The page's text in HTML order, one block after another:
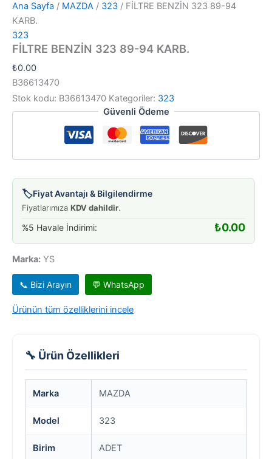
Ana Sayfa / MAZDA / 323 / FİLTRE BENZİN 323 89-94
KARB.
323
FİLTRE BENZİN 323 89-94 KARB.
₺0.00
B36613470
Stok kodu: B36613470 Kategoriler: 323
Güvenli Ödeme
🏷️Fiyat Avantajı & Bilgilendirme
Fiyatlarımıza KDV dahildir.
%5 Havale İndirimi: ₺0.00
Marka: YS
📞 Bizi Arayın 💬 WhatsApp
Ürünün tüm özelliklerini incele
🔧 Ürün Özellikleri
Marka MAZDA
Model 323
Birim ADET